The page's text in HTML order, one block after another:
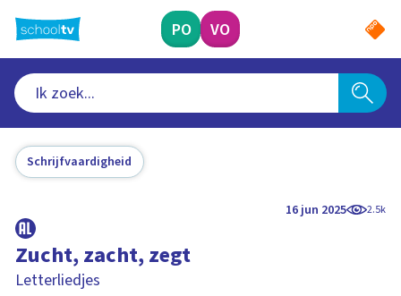
naar
hoofdinhoud
PO VO
Schrijfvaardigheid
16 jun 2025 2.5k
Zucht, zacht, zegt
Letterliedjes